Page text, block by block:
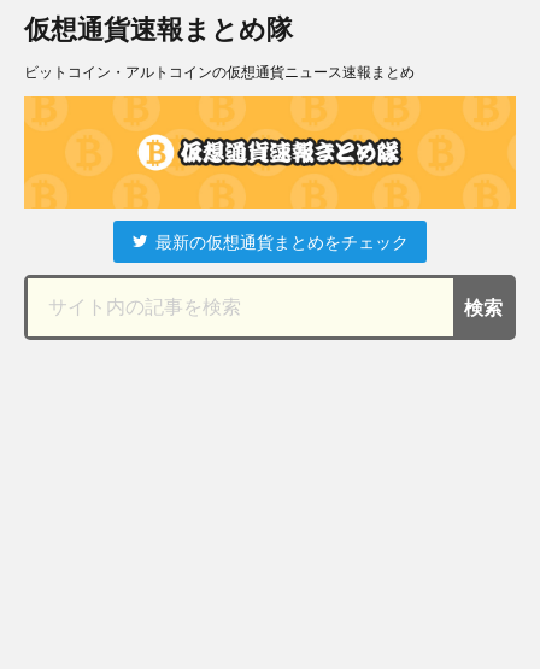
仮想通貨速報まとめ隊
ビットコイン・アルトコインの仮想通貨ニュース速報まとめ
最新の仮想通貨まとめをチェック